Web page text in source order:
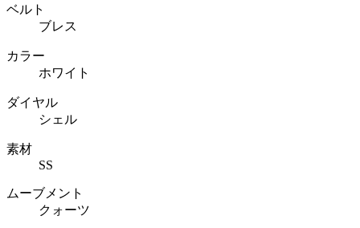
ベルト
ブレス
カラー
ホワイト
ダイヤル
シェル
素材
SS
ムーブメント
クォーツ